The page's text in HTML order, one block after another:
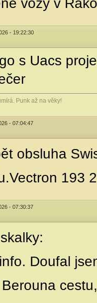
vozy v
- 19:22:30
s Uacs
Punk až na věky!
- 07:04:47
obsluha
193
- 07:30:37
Doufal